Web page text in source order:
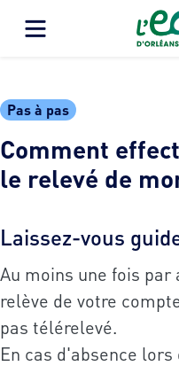
Pas à pas
Comment
le relevé de
Laissez-vous
Au moins une fois par
relève de votre
pas télérelevé.
En cas d'absence